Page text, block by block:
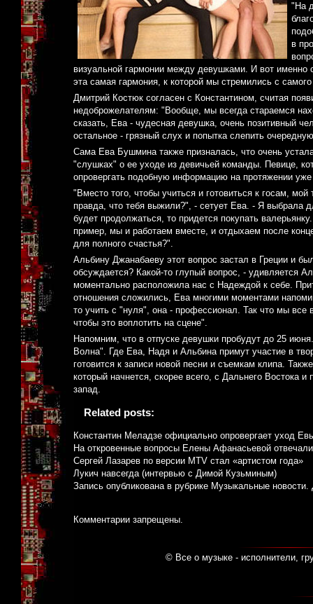
"На
в
визуальной гармонии между девушками. И вот
эта самая гармония, к которой мы стремились с
Дмитрий Костюк согласен с Константином, считая
недоброжелателям: "Вообще, мы всегда стараемся
сказать, Ева - чудесная девушка, очень позитивный
остальное - грязный слух и попытка слепить
Сама Ева Бушмина также призналась, что очень
"слушках" о ее уходе из девичьей команды. Певице,
опровергать подобную информацию на протяжении
"Вместо того, чтобы учиться и готовиться к госам,
правда, что тебя выжили?", - сетует Ева. - Я выбрала
будет продолжаться, то придется покупать
пример, мы и работаем вместе, и отдыхаем после
для полного счастья?".
Альбину Джанабаеву этот вопрос застал в Греции и
обсуждается? Какой-то глупый вопрос, - удивляется
моментально расположила нас с Надеждой к себе.
отношения сложились, Ева многими моментами
то учить с "нуля", она - профессионал. Так что мы
чтобы это воплотить на сцене".
Напомним, что в отпуске девушки пробудут до 25
Волна". Где Ева, Надя и Альбина примут участие в
готовится к записи новой песни и съемкам клипа.
который начнется, скорее всего, с Дальнего Востока
запад.
Related posts:
Константин Меладзе официально опровергает уход
На откровенные вопросы Елены Афанасьевой
Сергей Лазарев по версии MTV стал «артистом года»
Лукич навсегда (интервью с Димой Кузьминым)
Запись опубликована в рубрике Музыкальные новости.
Комментарии запрещены.
© Все о музыке - исполнители,